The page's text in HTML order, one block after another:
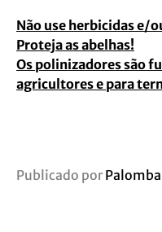
Não use herbicidas e/
Proteja as abelhas!
Os polinizadores são
agricultores e para
Publicado por